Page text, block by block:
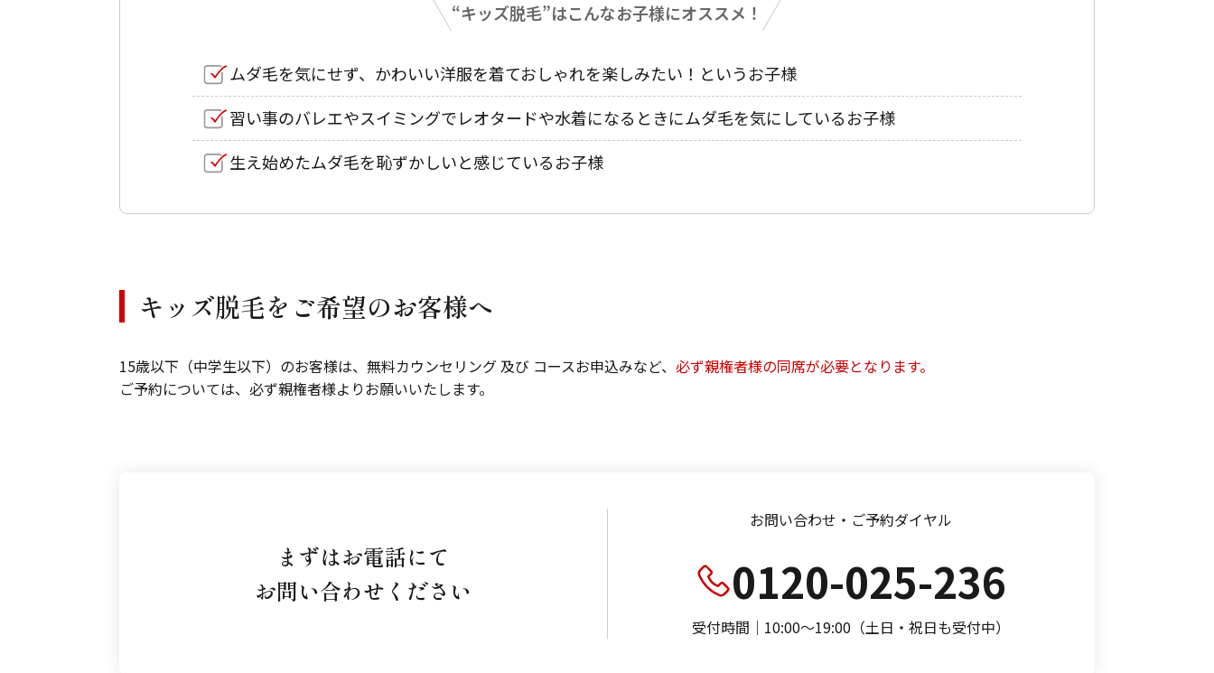
“キッズ脱毛”はこんなお子様にオススメ！
ムダ毛を気にせず、かわいい洋服を着ておしゃれを楽しみたい！というお子様
習い事のバレエやスイミングでレオタードや水着になるときにムダ毛を気にしているお子様
生え始めたムダ毛を恥ずかしいと感じているお子様
キッズ脱毛をご希望のお客様へ
15歳以下（中学生以下）のお客様は、無料カウンセリング 及び コースお申込みなど、 必ず親権者様の同席が必要となります。
ご予約については、必ず親権者様よりお願いいたします。
まずはお電話にて
お問い合わせください
お問い合わせ・ご予約ダイヤル
0120-025-236
受付時間｜10:00～19:00（土日・祝日も受付中）